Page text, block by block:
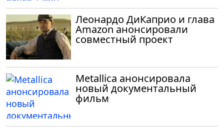
Леонардо ДиКаприо и глава
Amazon анонсировали
совместный проект
Metallica анонсировала
новый документальный
фильм